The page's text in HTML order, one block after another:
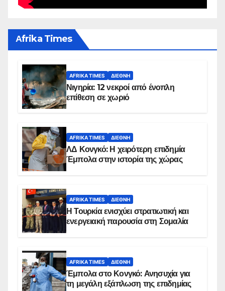
Αfrika Times
AFRIKA TIMES ΔΙΕΘΝΉ
Νιγηρία: 12 νεκροί από ένοπλη
επίθεση σε χωριό
AFRIKA TIMES ΔΙΕΘΝΉ
ΛΔ Κονγκό: Η χειρότερη επιδημία
Έμπολα στην ιστορία της χώρας
AFRIKA TIMES ΔΙΕΘΝΉ
Η Τουρκία ενισχύει στρατιωτική και
ενεργειακή παρουσία στη Σομαλία
AFRIKA TIMES ΔΙΕΘΝΉ
Έμπολα στο Κονγκό: Ανησυχία για
τη μεγάλη εξάπλωση της επιδημίας